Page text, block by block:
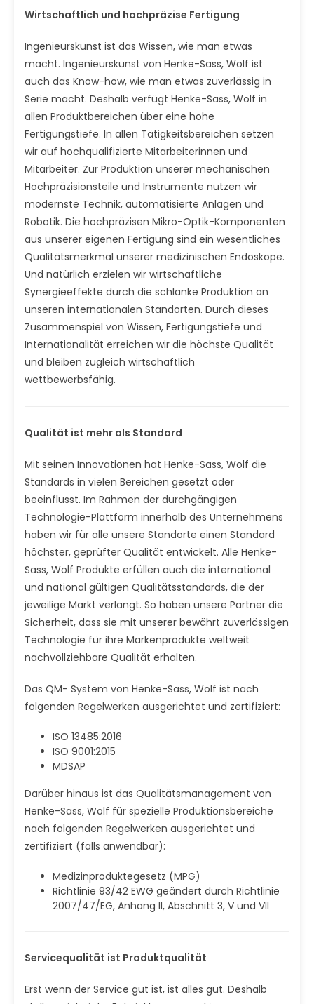
Wirtschaftlich und hochpräzise Fertigung
Ingenieurskunst ist das Wissen, wie man etwas
macht. Ingenieurskunst von Henke-Sass, Wolf ist
auch das Know-how, wie man etwas zuverlässig in
Serie macht. Deshalb verfügt Henke-Sass, Wolf in
allen Produktbereichen über eine hohe
Fertigungstiefe. In allen Tätigkeitsbereichen setzen
wir auf hochqualifizierte Mitarbeiterinnen und
Mitarbeiter. Zur Produktion unserer mechanischen
Hochpräzisionsteile und Instrumente nutzen wir
modernste Technik, automatisierte Anlagen und
Robotik. Die hochpräzisen Mikro-Optik-Komponenten
aus unserer eigenen Fertigung sind ein wesentliches
Qualitätsmerkmal unserer medizinischen Endoskope.
Und natürlich erzielen wir wirtschaftliche
Synergieeffekte durch die schlanke Produktion an
unseren internationalen Standorten. Durch dieses
Zusammenspiel von Wissen, Fertigungstiefe und
Internationalität erreichen wir die höchste Qualität
und bleiben zugleich wirtschaftlich
wettbewerbsfähig.
Qualität ist mehr als Standard
Mit seinen Innovationen hat Henke-Sass, Wolf die
Standards in vielen Bereichen gesetzt oder
beeinflusst. Im Rahmen der durchgängigen
Technologie-Plattform innerhalb des Unternehmens
haben wir für alle unsere Standorte einen Standard
höchster, geprüfter Qualität entwickelt. Alle Henke-
Sass, Wolf Produkte erfüllen auch die international
und national gültigen Qualitätsstandards, die der
jeweilige Markt verlangt. So haben unsere Partner die
Sicherheit, dass sie mit unserer bewährt zuverlässigen
Technologie für ihre Markenprodukte weltweit
nachvollziehbare Qualität erhalten.
Das QM- System von Henke-Sass, Wolf ist nach
folgenden Regelwerken ausgerichtet und zertifiziert:
ISO 13485:2016
ISO 9001:2015
MDSAP
Darüber hinaus ist das Qualitätsmanagement von
Henke-Sass, Wolf für spezielle Produktionsbereiche
nach folgenden Regelwerken ausgerichtet und
zertifiziert (falls anwendbar):
Medizinproduktegesetz (MPG)
Richtlinie 93/42 EWG geändert durch Richtlinie
2007/47/EG, Anhang II, Abschnitt 3, V und VII
Servicequalität ist Produktqualität
Erst wenn der Service gut ist, ist alles gut. Deshalb